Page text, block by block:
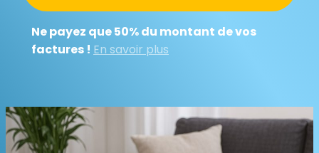
Ne payez que 50% du montant de vos
factures ! En savoir plus